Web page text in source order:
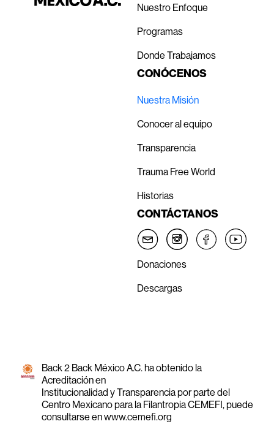
Nuestro Enfoque
Programas
Donde Trabajamos
CONÓCENOS
Nuestra Misión
Conocer al equipo
Transparencia
Trauma Free World
Historias
CONTÁCTANOS
Donaciones
Descargas
Back 2 Back México A.C. ha obtenido la
Acreditación en
Institucionalidad y Transparencia por parte del
Centro Mexicano para la Filantropia CEMEFI, puede
consultarse enwww.cemefi.org